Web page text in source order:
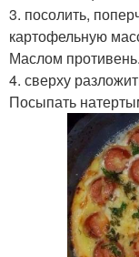
3. посолить,
картофельную
Маслом противень.
4. сверху
Посыпать